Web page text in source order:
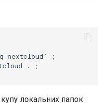
nextcloud `
;
.
;
локальних папок